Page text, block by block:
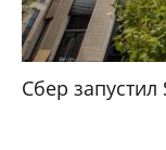
Сбер запустил